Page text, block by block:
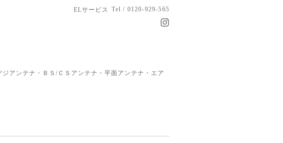
ELサービス Tel / 0120-929-565
アンテナ・ＢＳ/ＣＳアンテナ・平面アンテナ・エア